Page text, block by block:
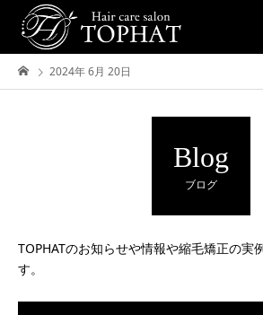
2024年 6月 20日
Blog
ブログ
TOPHATのお知らせや情報や縮毛矯正の実
す。